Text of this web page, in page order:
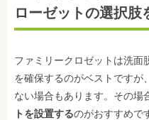
ローゼットの選択肢
ファミリークロゼットは洗面
を確保するのがベストですが
ない場合もあります。その場
トを設置するのがおすすめで